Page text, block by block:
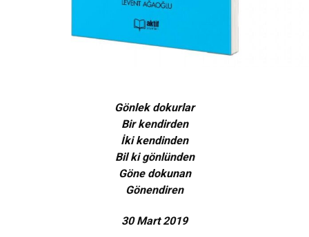
Gönlek dokurlar
Bir kendirden
İkikendinden
Bil ki gönlünden
Göne dokunan
Gönendiren
30 Mart 2019